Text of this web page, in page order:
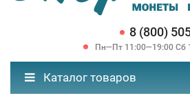
8 (800)
Пн—Пт 11:00—19:00 Сб
Каталог товаров